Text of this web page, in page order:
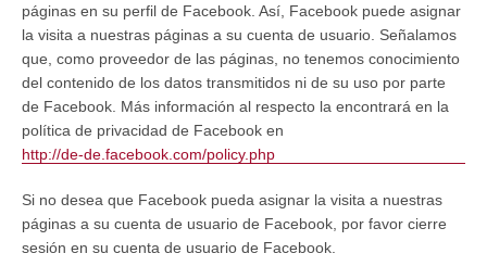
páginas en su perfil de Facebook. Así, Facebook puede asignar
la visita a nuestras páginas a su cuenta de usuario. Señalamos
que, como proveedor de las páginas, no tenemos conocimiento
del contenido de los datos transmitidos ni de su uso por parte
de Facebook. Más información al respecto la encontrará en la
política de privacidad de Facebook en
http://de-de.facebook.com/policy.php
Si no desea que Facebook pueda asignar la visita a nuestras
páginas a su cuenta de usuario de Facebook, por favor cierre
sesión en su cuenta de usuario de Facebook.